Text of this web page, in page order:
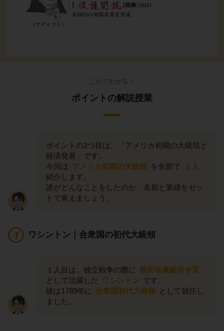
これでわかる！
ポイントの解説授業
ポイントの2つ目は、「アメリカ初期の大統領と
経済発展」です。
今回は
アメリカ初期の大統領 を全部で
３人
紹介します。
誰がどんなことをしたのか、名前と業績をセッ
トで覚えましょう。
ワシントン｜合衆国の初代大統領
１人目は、独立戦争の際に 植民地軍総司令官
として活躍した
ワシントン です。
彼は1789年に 合衆国初代大統領 として就任し
ました。